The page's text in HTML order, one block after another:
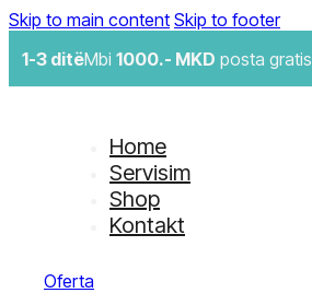
Skip to main content Skip to footer
1-3 ditëMbi 1000.- MKD posta gratis
Home
Servisim
Shop
Kontakt
Oferta